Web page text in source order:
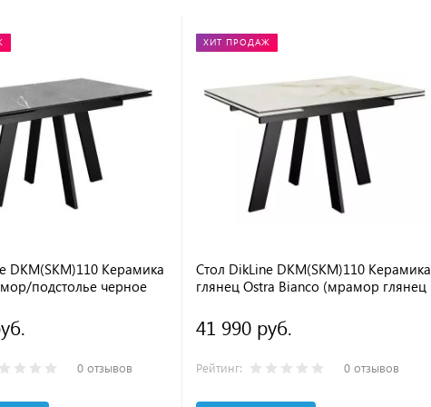
DKM(SKM)110 Керамика
подстолье черное
0 отзывов
ХИТ ПРОДАЖ
Стол DikLine DKM(SKM)110 Керамика
глянец Ostra Bianco (мрамор глянец
41 990 руб.
Рейтинг: 0 отзывов